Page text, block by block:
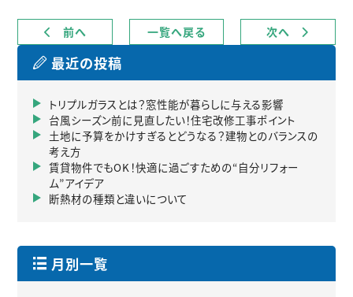
前へ 一覧へ戻る 次へ
最近の投稿
トリプルガラスとは？窓性能が暮らしに与える影響
台風シーズン前に見直したい！住宅改修工事ポイント
土地に予算をかけすぎるとどうなる？建物とのバランスの
考え方
賃貸物件でもOK！快適に過ごすための“自分リフォー
ム”アイデア
断熱材の種類と違いについて
月別一覧